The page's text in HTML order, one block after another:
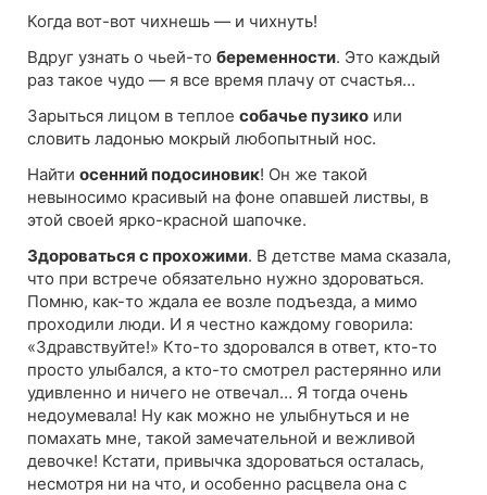
Когда вот-вот чихнешь — и чихнуть!
Вдруг узнать о чьей-то беременности. Это каждый
раз такое чудо — я все время плачу от счастья…
Зарыться лицом в теплое собачье пузико или
словить ладонью мокрый любопытный нос.
Найти осенний подосиновик! Он же такой
невыносимо красивый на фоне опавшей листвы, в
этой своей ярко-красной шапочке.
Здороваться с прохожими. В детстве мама сказала,
что при встрече обязательно нужно здороваться.
Помню, как-то ждала ее возле подъезда, а мимо
проходили люди. И я честно каждому говорила:
«Здравствуйте!» Кто-то здоровался в ответ, кто-то
просто улыбался, а кто-то смотрел растерянно или
удивленно и ничего не отвечал… Я тогда очень
недоумевала! Ну как можно не улыбнуться и не
помахать мне, такой замечательной и вежливой
девочке! Кстати, привычка здороваться осталась,
несмотря ни на что, и особенно расцвела она с